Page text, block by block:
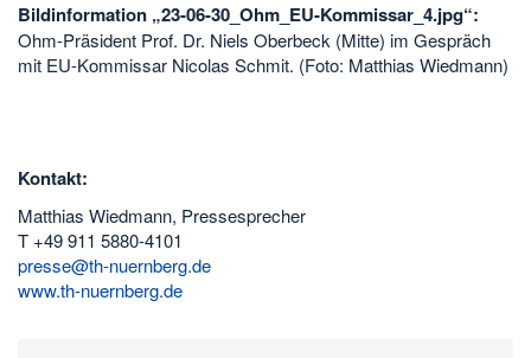
Bildinformation „23-06-30_Ohm_EU-Kommissar_4.jpg“:
Ohm-Präsident Prof. Dr. Niels Oberbeck (Mitte) im Gespräch
mit EU-Kommissar Nicolas Schmit. (Foto: Matthias Wiedmann)
Kontakt:
Matthias Wiedmann, Pressesprecher
T +49 911 5880-4101
presse@th-nuernberg.de
www.th-nuernberg.de